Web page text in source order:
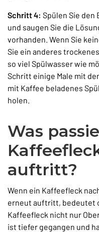
Schritt 4: Spülen Sie den
und saugen Sie die
vorhanden. Wenn Sie
Sie ein anderes
so viel Spülwasser wie
Schritt einige Male mit
mit Kaffee beladenes
holen.
Was
auftritt?
Wenn ein Kaffeefleck
erneut auftritt, bedeutet
Kaffeefleck nicht nur
ist tiefer gegangen und